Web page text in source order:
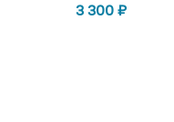
3 300 ₽